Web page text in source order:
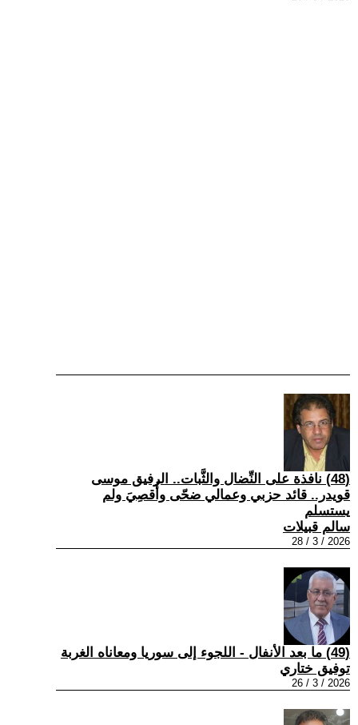
(48) نافذة على النِّضال والثَّبات.. الرفيق موسى
قويدر.. قائد حزبي وعمالي ضحّى وأُقصِيَ ولم
يستسلم
سالم قبيلات
2026 / 3 / 28
(49) ما بعد الأنفال - اللجوء إلى سوريا ومعاناه الغربة
توفيق ختاري
2026 / 3 / 26